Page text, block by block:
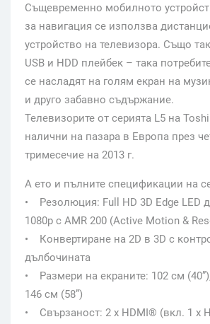
Същевременно мобилното
за навигация се използва
устройство на телевизора. Също
USB и HDD плейбек – така
се насладят на голям екран на
и друго забавно съдържание.
Телевизорите от серията L5 на
налични на пазара в Европа през
тримесечие на 2013 г.
А ето и пълните спецификации на
• Резолюция: Full HD 3D Edge LED
1080p с AMR 200 (Active Motion &
• Конвертиране на 2D в 3D с
дълбочината
• Размери на екраните: 102 см
146 см (58”)
• Свързаност: 2 x HDMI® (вкл. 1 x